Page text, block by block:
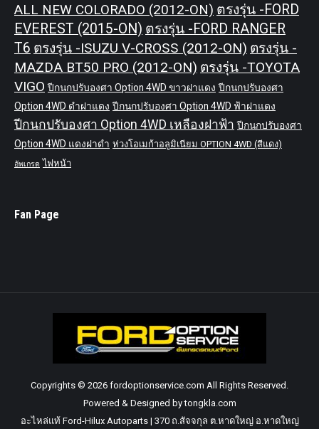
ALL NEW COLORADO (2012-ON) ตรงรุ่น -FORD
EVEREST (2015-ON) ตรงรุ่น -FORD RANGER
T6 ตรงรุ่น -ISUZU V-CROSS (2012-ON) ตรงรุ่น -
MAZDA BT50 PRO (2012-ON) ตรงรุ่น -TOYOTA
VIGO ปีกนกปรับองศา Option 4WD ขาวฝาแดง ปีกนกปรับองศา
Option 4WD ดำฝาแดง ปีกนกปรับองศา Option 4WD ฟ้าฝาแดง
ปีกนกปรับองศา Option 4WD เหลืองฝาฟ้า ปีกนกปรับองศา
Option 4WD แดงฝาดำ ห่วงโอเมก้าอลูมิเนียม OPTION 4WD (สีแดง)
อัพเกรด ไฟหน้า
Fan Page
Copyrights © 2026 fordoptionservice.com All Rights Reserved.
Powered & Designed by tongkla.com
อะไหล่แท้ Ford-Hilux Autoparts | 370 ถ.สัจจกุล ต.หาดใหญ่ อ.หาดใหญ่